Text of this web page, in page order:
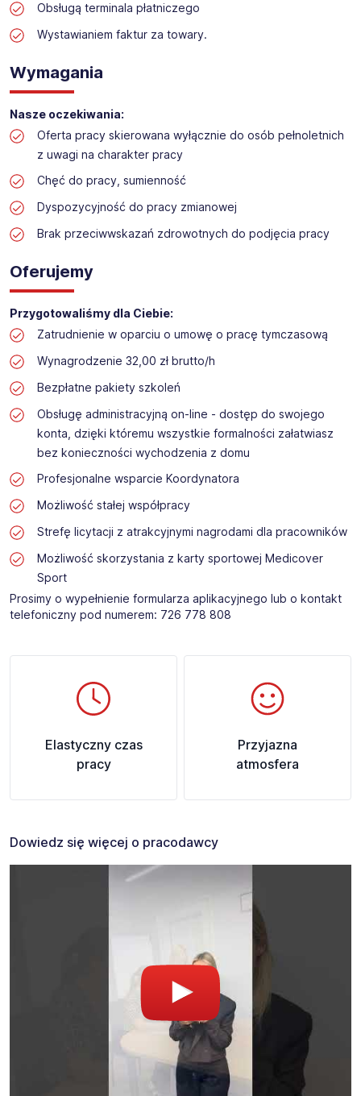
Praca w sektorze obsługi klienta w markecie
budowlanym
Obsługą terminala płatniczego
Wystawianiem faktur za towary.
Wymagania
Nasze oczekiwania:
Oferta pracy skierowana wyłącznie do osób pełnoletnich
z uwagi na charakter pracy
Chęć do pracy, sumienność
Dyspozycyjność do pracy zmianowej
Brak przeciwwskazań zdrowotnych do podjęcia pracy
Oferujemy
Przygotowaliśmy dla Ciebie:
Zatrudnienie w oparciu o umowę o pracę tymczasową
Wynagrodzenie 32,00 zł brutto/h
Bezpłatne pakiety szkoleń
Obsługę administracyjną on-line - dostęp do swojego
konta, dzięki któremu wszystkie formalności załatwiasz
bez konieczności wychodzenia z domu
Profesjonalne wsparcie Koordynatora
Możliwość stałej współpracy
Strefę licytacji z atrakcyjnymi nagrodami dla pracowników
Możliwość skorzystania z karty sportowej Medicover
Sport
Prosimy o wypełnienie formularza aplikacyjnego lub o kontakt
telefoniczny pod numerem: 726 778 808
Elastyczny czas
pracy
Przyjazna
atmosfera
Dowiedz się więcej o pracodawcy